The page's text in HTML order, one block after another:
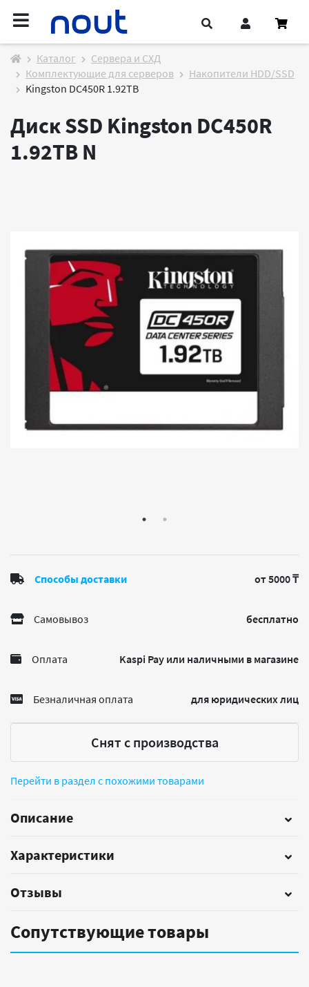
Каталог
Cервера и СХД
Комплектующие для серверов
Накопители HDD/SSD
Kingston DC450R 1.92TB
Диск SSD Kingston DC450R
1.92TB N
Способы доставки от 5000 ₸
Самовывоз бесплатно
Оплата Kaspi Pay или наличными в магазине
Безналичная оплата для юридических лиц
Снят с производства
Перейти в раздел с похожими товарами
Описание
Характеристики
Отзывы
Сопутствующие товары